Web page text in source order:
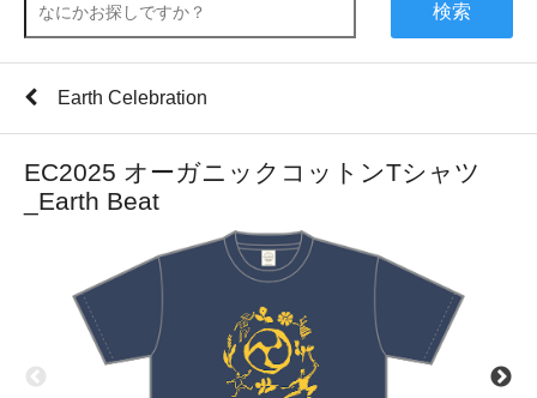
検索
Earth Celebration
EC2025 オーガニックコットンTシャツ
_Earth Beat